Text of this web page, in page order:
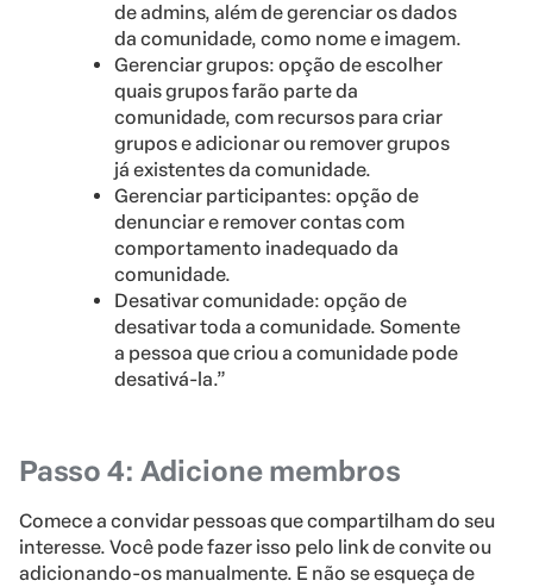
de admins, além de gerenciar os dados
da comunidade, como nome e imagem.
Gerenciar grupos: opção de escolher
quais grupos farão parte da
comunidade, com recursos para criar
grupos e adicionar ou remover grupos
já existentes da comunidade.
Gerenciar participantes: opção de
denunciar e remover contas com
comportamento inadequado da
comunidade.
Desativar comunidade: opção de
desativar toda a comunidade. Somente
a pessoa que criou a comunidade pode
desativá-la.”
Passo 4: Adicione membros
Comece a convidar pessoas que compartilham do seu
interesse. Você pode fazer isso pelo link de convite ou
adicionando-os manualmente. E não se esqueça de